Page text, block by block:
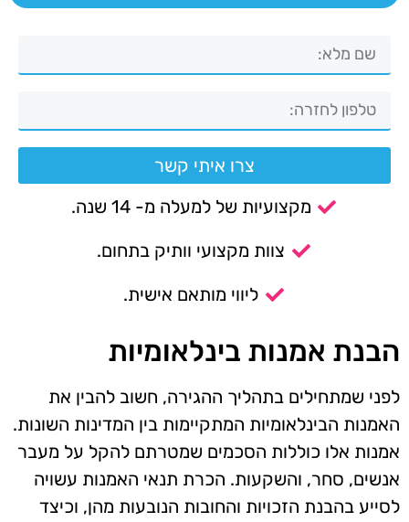
צרו איתי קשר
מקצועיות של למעלה מ- 14 שנה.
צוות מקצועי וותיק בתחום.
ליווי מותאם אישית.
הבנת אמנות בינלאומיות
לפני שמתחילים בתהליך ההגירה, חשוב להבין את
האמנות הבינלאומיות המתקיימות בין המדינות השונות.
אמנות אלו כוללות הסכמים שמטרתם להקל על מעבר
אנשים, סחר, והשקעות. הכרת תנאי האמנות עשויה
לסייע בהבנת הזכויות והחובות הנובעות מהן, וכיצד